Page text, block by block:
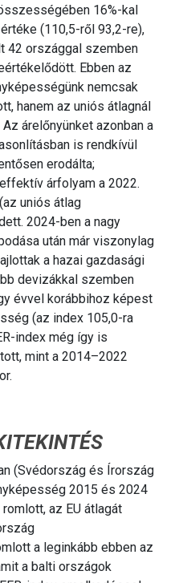
16%-kal
(110,5-ről 93,2-re),
42 országgal szemben
Ebben az
nemcsak
hanem az uniós átlagnál
árelőnyünket azonban a
is rendkívül
erodálta;
árfolyam a 2022.
uniós átlag
2024-ben a nagy
után már viszonylag
a hazai gazdasági
devizákkal szemben
évvel korábbihoz képest
(az index 105,0-ra
index még így is
mint a 2014–2022
(Svédország és Írország
2015 és 2024
az EU átlagát
a leginkább ebben az
a balti országok